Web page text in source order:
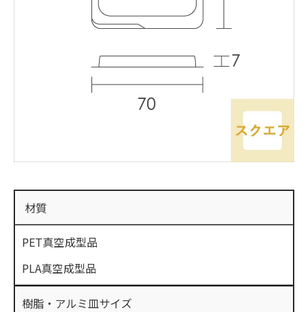
材質
PET真空成型品
PLA真空成型品
樹脂・アルミ皿サイズ